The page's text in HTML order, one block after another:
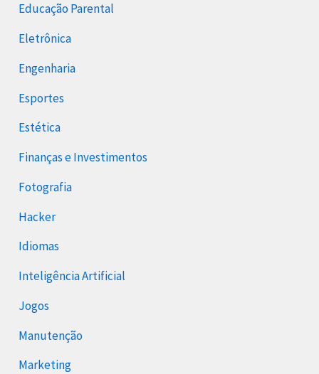
Educação Parental
Eletrônica
Engenharia
Esportes
Estética
Finanças e Investimentos
Fotografia
Hacker
Idiomas
Inteligência Artificial
Jogos
Manutenção
Marketing